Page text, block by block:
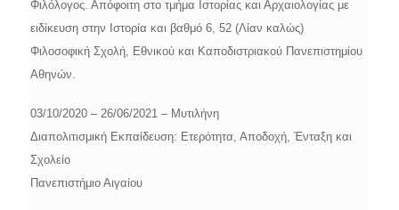
Φιλόλογος. Απόφοιτη στο τμήμα Ιστορίας και Αρχαιολογίας με
ειδίκευση στην Ιστορία και βαθμό 6, 52 (Λίαν καλώς)
Φιλοσοφική Σχολή, Εθνικού και Καποδιστριακού Πανεπιστημίου
Αθηνών.
03/10/2020 – 26/06/2021 – Μυτιλήνη
Διαπολιτισμική Εκπαίδευση: Eτερότητα, Αποδοχή, Ένταξη και
Σχολείο
Πανεπιστήμιο Αιγαίου